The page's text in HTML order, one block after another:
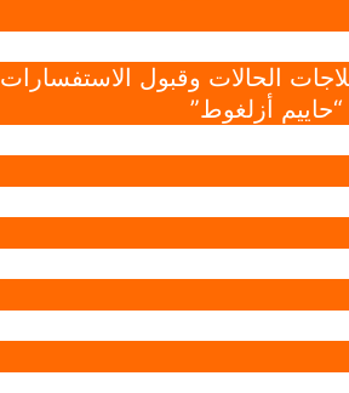
الحالات وقبول الاستفسارات
أزلغوط”